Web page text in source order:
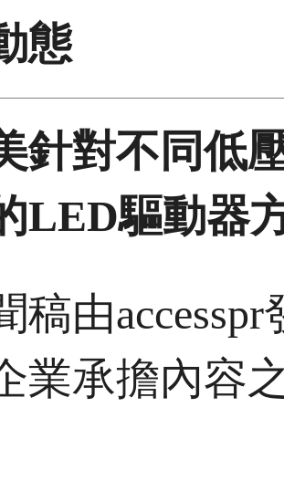
態
針對不同低
LED驅動器
稿由
業承擔內容